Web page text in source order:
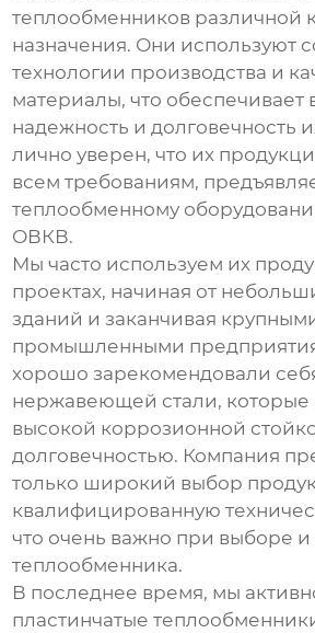
теплообменников различной
назначения. Они используют
технологии производства и
материалы, что обеспечивает
надежность и долговечность
лично уверен, что их
всем требованиям,
теплообменному
ОВКВ.
Мы часто используем их
проектах, начиная от
зданий и заканчивая
промышленными
хорошо зарекомендовали
нержавеющей стали, которые
высокой коррозионной
долговечностью. Компания
только широкий выбор
квалифицированную
что очень важно при выборе и
теплообменника.
В последнее время, мы
пластинчатые